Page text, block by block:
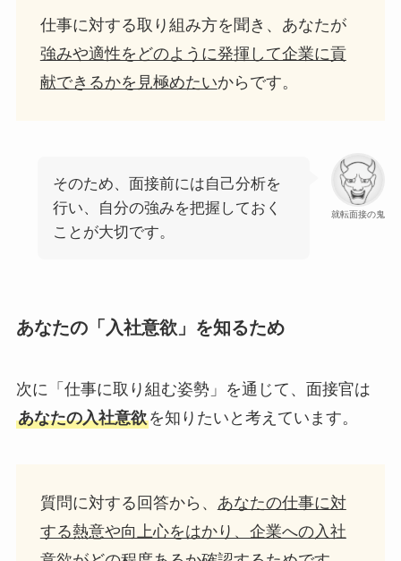
仕事に対する取り組み方を聞き、あなたが
強みや適性をどのように発揮して企業に貢
献できるかを見極めたいからです。
就転面接の鬼
そのため、面接前には自己分析を
行い、自分の強みを把握しておく
ことが大切です。
あなたの「入社意欲」を知るため
次に「仕事に取り組む姿勢」を通じて、面接官は
あなたの入社意欲を知りたいと考えています。
質問に対する回答から、 あなたの仕事に対
する熱意や向上心をはかり、企業への入社